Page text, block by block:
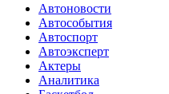
Автоновости
Автособытия
Автоспорт
Автоэксперт
Актеры
Аналитика